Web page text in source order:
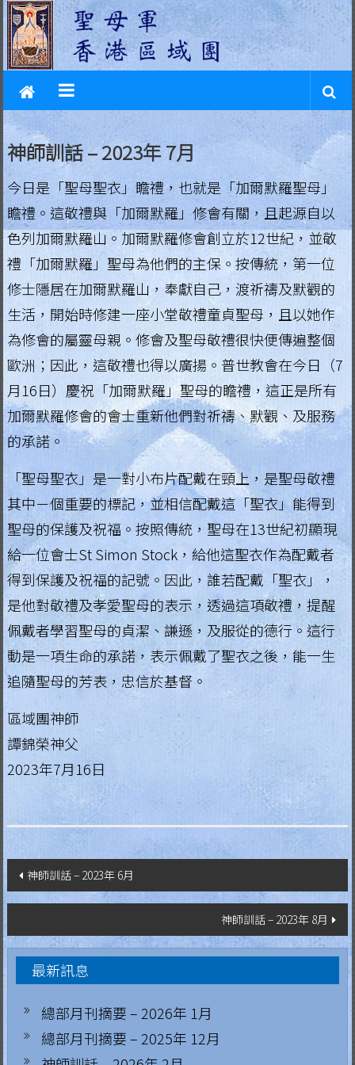
Skip
to
content
L
e
g
i
o
n
o
f
M
a
r
y
.
H
o
n
g
K
o
n
g
R
e
g
i
a
g
o
o
神師訓話 – 2023年 7月
今日是「聖母聖衣」瞻禮，也就是「加爾默羅聖母」
瞻禮。這敬禮與「加爾默羅」修會有關，且起源自以
色列加爾默羅山。加爾默羅修會創立於12世紀，並敬
禮「加爾默羅」聖母為他們的主保。按傳統，第一位
修士隱居在加爾默羅山，奉獻自己，渡祈禱及默觀的
生活，開始時修建一座小堂敬禮童貞聖母，且以她作
為修會的屬靈母親。修會及聖母敬禮很快便傳遍整個
歐洲；因此，這敬禮也得以廣揚。普世教會在今日（7
月16日）慶祝「加爾默羅」聖母的瞻禮，這正是所有
加爾默羅修會的會士重新他們對祈禱、默觀、及服務
的承諾。
「聖母聖衣」是一對小布片配戴在頸上，是聖母敬禮
其中－個重要的標記，並相信配戴這「聖衣」能得到
聖母的保護及祝福。按照傳統，聖母在13世紀初顯現
給一位會士St Simon Stock，給他這聖衣作為配戴者
得到保護及祝福的記號。因此，誰若配戴「聖衣」，
是他對敬禮及孝愛聖母的表示，透過這項敬禮，提醒
佩戴者學習聖母的貞潔、謙遜，及服從的德行。這行
動是一項生命的承諾，表示佩戴了聖衣之後，能一生
追隨聖母的芳表，忠信於基督。
區域團神師
譚錦榮神父
2023年7月16日
文
章
導
覽
神師訓話 – 2023年 6月
神師訓話 – 2023年 8月
最新訊息
總部月刊摘要 – 2026年 1月
總部月刊摘要 – 2025年 12月